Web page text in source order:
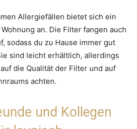
Allergiefällen bietet sich ein
an. Die Filter fangen auch
sodass du zu Hause immer gut
sind leicht erhältlich, allerdings
die Qualität der Filter und auf
achten.
und Kollegen